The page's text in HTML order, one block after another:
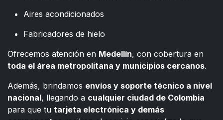
Aires acondicionados
Fabricadores de hielo
Ofrecemos atención en Medellín, con cobertura en
toda el área metropolitana y municipios cercanos.
Además, brindamos envíos y soporte técnico a nivel
nacional, llegando a cualquier ciudad de Colombia
para que tu tarjeta electrónica y demás